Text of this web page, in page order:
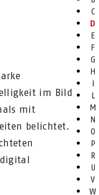
im Bild
mit
belichtet.
C
D
E
F
G
H
I
L
M
N
O
P
R
U
V
W